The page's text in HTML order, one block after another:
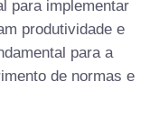
para implementar
produtividade e
para a
de normas e